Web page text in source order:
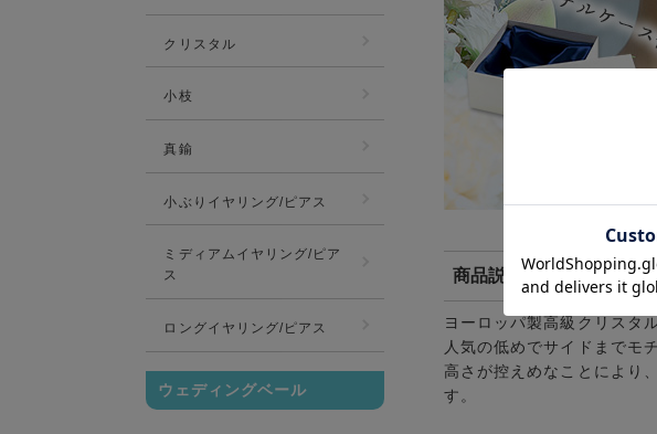
商品説明
ヨーロッパ製高級クリスタ
人気の低めでサイドまでモ
高さが控えめなことにより
す。
クリスタル
小枝
真鍮
小ぶりイヤリング/ピアス
ミディアムイヤリング/ピア
ス
ロングイヤリング/ピアス
ウェディングベール